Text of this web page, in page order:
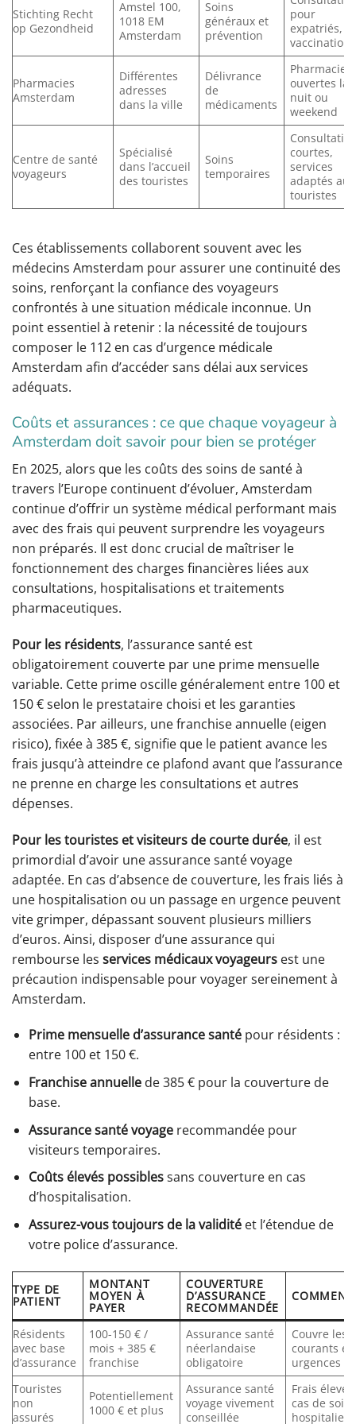
Stichting Recht
op Gezondheid
Amstel 100,
1018 EM
Amsterdam
Soins
généraux et
prévention
pour
expatriés,
vaccinations
Pharmacies
Amsterdam
Différentes
adresses
dans la ville
Délivrance
de
médicaments
Pharmacies
ouvertes la
nuit ou
weekend
Centre de santé
voyageurs
Spécialisé
dans l’accueil
des touristes
Soins
temporaires
courtes,
services
adaptés aux
touristes
Ces établissements collaborent souvent avec les
médecins Amsterdam pour assurer une continuité des
soins, renforçant la confiance des voyageurs
confrontés à une situation médicale inconnue. Un
point essentiel à retenir : la nécessité de toujours
composer le 112 en cas d’urgence médicale
Amsterdam afin d’accéder sans délai aux services
adéquats.
Coûts et assurances : ce que chaque voyageur à
Amsterdam doit savoir pour bien se protéger
En 2025, alors que les coûts des soins de santé à
travers l’Europe continuent d’évoluer, Amsterdam
continue d’offrir un système médical performant mais
avec des frais qui peuvent surprendre les voyageurs
non préparés. Il est donc crucial de maîtriser le
fonctionnement des charges financières liées aux
consultations, hospitalisations et traitements
pharmaceutiques.
Pour les résidents, l’assurance santé est
obligatoirement couverte par une prime mensuelle
variable. Cette prime oscille généralement entre 100 et
150 € selon le prestataire choisi et les garanties
associées. Par ailleurs, une franchise annuelle (eigen
risico), fixée à 385 €, signifie que le patient avance les
frais jusqu’à atteindre ce plafond avant que l’assurance
ne prenne en charge les consultations et autres
dépenses.
Pour les touristes et visiteurs de courte durée, il est
primordial d’avoir une assurance santé voyage
adaptée. En cas d’absence de couverture, les frais liés à
une hospitalisation ou un passage en urgence peuvent
vite grimper, dépassant souvent plusieurs milliers
d’euros. Ainsi, disposer d’une assurance qui
rembourse les services médicaux voyageurs est une
précaution indispensable pour voyager sereinement à
Amsterdam.
Prime mensuelle d’assurance santépour résidents :
entre 100 et 150 €.
Franchise annuellede 385 € pour la couverture de
base.
Assurance santé voyagerecommandée pour
visiteurs temporaires.
Coûts élevés possiblessans couverture en cas
d’hospitalisation.
Assurez-vous toujours de la validitéet l’étendue de
votre police d’assurance.
TYPE DE
PATIENT
MONTANT
MOYEN À
PAYER
COUVERTURE
D’ASSURANCE
RECOMMANDÉE
Résidents
avec base
d’assurance
100-150 € /
mois + 385 €
franchise
Assurance santé
néerlandaise
obligatoire
Couvre les
courants et
urgences
Touristes
non
assurés
Potentiellement
1000 € et plus
Assurance santé
voyage vivement
conseillée
Frais
cas de
hospitaliers